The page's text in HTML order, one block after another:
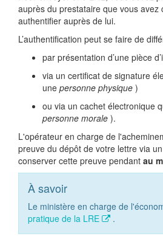
auprès du prestataire que vous avez
authentifier auprès de lui.
L’authentification peut se faire de
par présentation d’une pièce
via un certificat de signature
une personne physique )
ou via un cachet électronique
personne morale ).
L'opérateur en charge de
preuve du dépôt de votre lettre via
conserver cette preuve pendant au
À savoir
Le ministère en charge de
pratique de la LRE
.